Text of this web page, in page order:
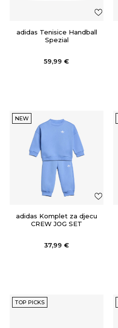
adidas Tenisice Handball
Spezial
59,99 €
NEW
adidas Komplet za djecu
CREW JOG SET
37,99 €
TOP PICKS